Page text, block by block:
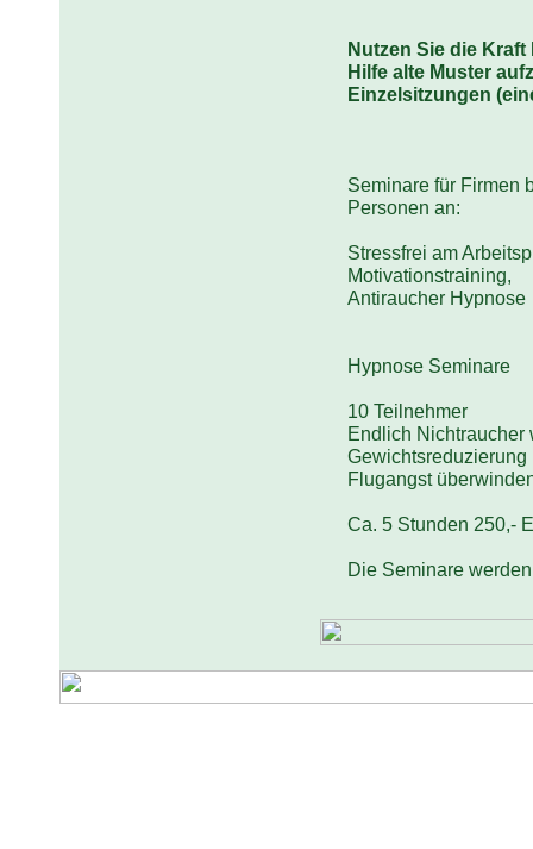
Nutzen Sie die
Hilfe alte Muster
Einzelsitzungen
Seminare für Firmen
Personen an:
Stressfrei am
Motivationstraining,
Antiraucher Hypnose
Hypnose Seminare
10 Teilnehmer
Endlich Nichtraucher
Gewichtsreduzierung
Flugangst
Ca. 5 Stunden 250,-
Die Seminare